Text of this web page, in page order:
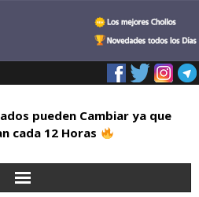
pueden Cambiar ya que
cada 12 Horas